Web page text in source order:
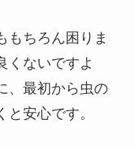
もちろん困りま
くないですよ
、最初から虫の
安心です。